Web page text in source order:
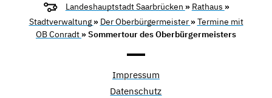
Landeshauptstadt Saarbrücken » Rathaus »
Stadtverwaltung » Der Oberbürgermeister »Termine mit
OB Conradt » Sommertour des Oberbürgermeisters
Impressum
Datenschutz